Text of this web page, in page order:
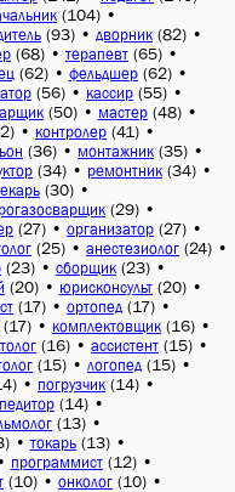
(104) •
(93) • дворник (82) •
(68) • терапевт (65) •
(62) • фельдшер (62) •
(56) • кассир (55) •
(50) • мастер (48) •
• контролер (41) •
(36) • монтажник (35) •
(34) • ремонтник (34) •
(30) •
(29) •
(27) • организатор (27) •
(25) • анестезиолог (24) •
(23) • сборщик (23) •
(20) • юрисконсульт (20) •
(17) • ортопед (17) •
(17) • комплектовщик (16) •
(16) • ассистент (15) •
(15) • логопед (15) •
• погрузчик (14) •
(14) •
(13) •
• токарь (13) •
программист (12) •
(10) • онколог (10) •